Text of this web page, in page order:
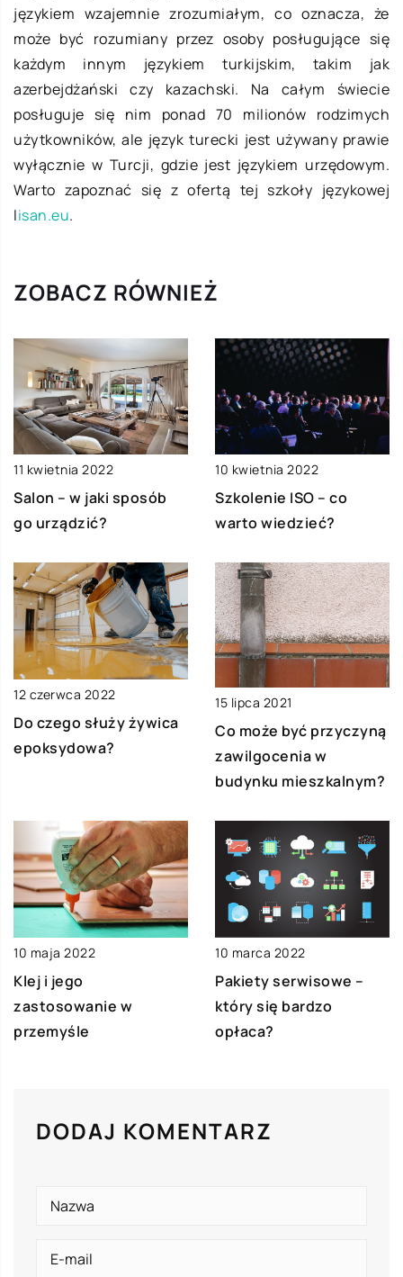
językiem wzajemnie zrozumiałym, co oznacza, że
może być rozumiany przez osoby posługujące się
każdym innym językiem turkijskim, takim jak
azerbejdżański czy kazachski. Na całym świecie
posługuje się nim ponad 70 milionów rodzimych
użytkowników, ale język turecki jest używany prawie
wyłącznie w Turcji, gdzie jest językiem urzędowym.
Warto zapoznać się z ofertą tej szkoły językowej
lisan.eu.
ZOBACZ RÓWNIEŻ
11 kwietnia 2022
Salon – w jaki sposób
go urządzić?
10 kwietnia 2022
Szkolenie ISO – co
warto wiedzieć?
12 czerwca 2022
Do czego służy żywica
epoksydowa?
15 lipca 2021
Co może być przyczyną
zawilgocenia w
budynku mieszkalnym?
10 maja 2022
Klej i jego
zastosowanie w
przemyśle
10 marca 2022
Pakiety serwisowe –
który się bardzo
opłaca?
DODAJ KOMENTARZ